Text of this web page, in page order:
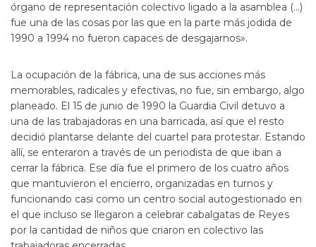
órgano de representación colectivo ligado a la asamblea (…)
fue una de las cosas por las que en la parte más jodida de
1990 a 1994 no fueron capaces de desgajarnos».
La ocupación de la fábrica, una de sus acciones más
memorables, radicales y efectivas, no fue, sin embargo, algo
planeado. El 15 de junio de 1990 la Guardia Civil detuvo a
una de las trabajadoras en una barricada, así que el resto
decidió plantarse delante del cuartel para protestar. Estando
allí, se enteraron a través de un periodista de que iban a
cerrar la fábrica. Ese día fue el primero de los cuatro años
que mantuvieron el encierro, organizadas en turnos y
funcionando casi como un centro social autogestionado en
el que incluso se llegaron a celebrar cabalgatas de Reyes
por la cantidad de niños que criaron en colectivo las